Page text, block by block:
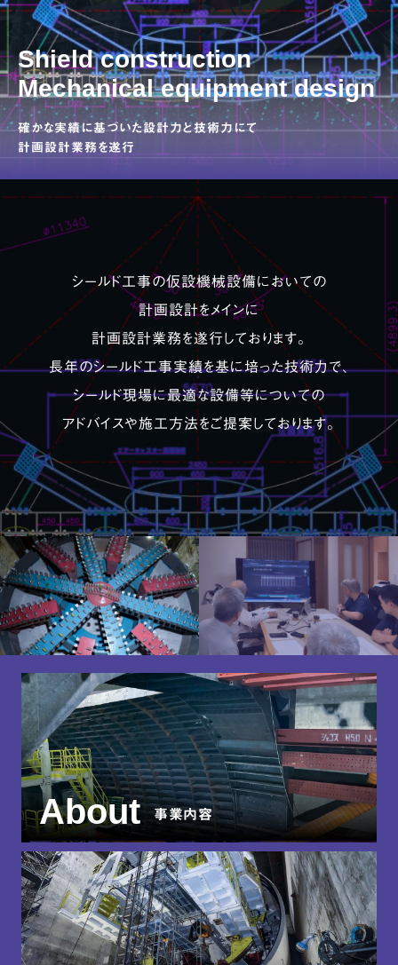
Shield construction
Mechanical equipment design
確かな実績に基づいた設計力と技術力にて
計画設計業務を遂行
シールド工事の仮設機械設備においての
計画設計をメインに
計画設計業務を遂行しております。
長年のシールド工事実績を基に培った技術力で、
シールド現場に最適な設備等についての
アドバイスや施工方法をご提案しております。
About 事業内容